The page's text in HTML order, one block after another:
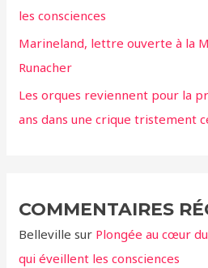
:les consciences
Marineland, lettre ouverte à la
Runacher
Les orques reviennent pour la
ans dans une crique tristement
COMMENTAIRES
Belleville sur Plongée au cœur
qui éveillent les consciences